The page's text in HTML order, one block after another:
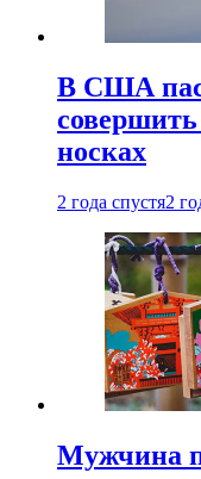
В США
совершить
носках
2 года спустя2
Мужчина